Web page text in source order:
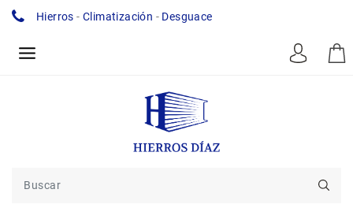
Hierros -Climatización - Desguace